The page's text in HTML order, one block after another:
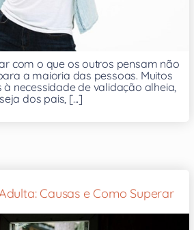
com o que os outros pensam não
a maioria das pessoas. Muitos
necessidade de validação alheia,
seja dos pais, [...]
Causas e Como Superar